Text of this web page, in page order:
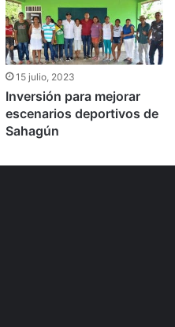
15 julio, 2023
Inversión para mejorar
escenarios deportivos de
Sahagún